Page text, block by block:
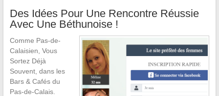
Des Idées Pour Une Rencontre Réussie
Avec Une Béthunoise !
Comme Pas-de-
Calaisien, Vous
Sortez Déjà
Souvent, dans les
Bars & Cafés du
Pas-de-Calais.